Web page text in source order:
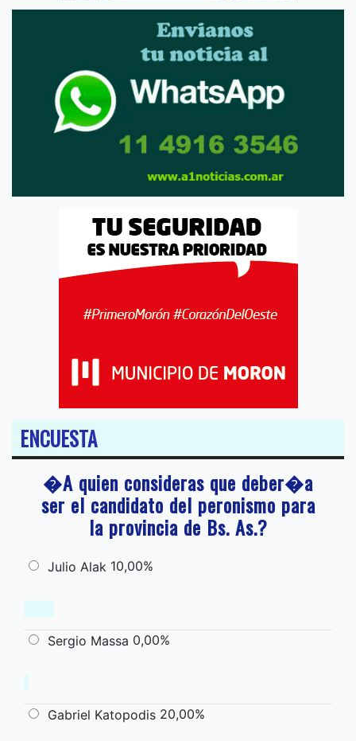
ENCUESTA
�A quien consideras que deber�a
ser el candidato del peronismo para
la provincia de Bs. As.?
Julio Alak 10,00%
Sergio Massa 0,00%
Gabriel Katopodis 20,00%